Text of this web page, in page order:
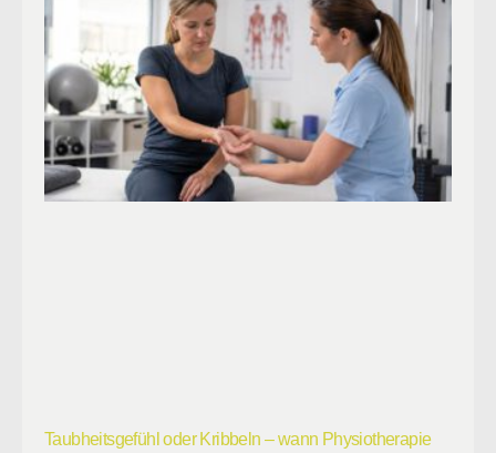
Taubheitsgefühl oder Kribbeln – wann Physiotherapie